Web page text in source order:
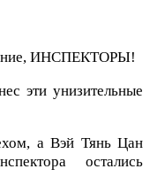
ИНСПЕКТОРЫ!
эти унизительные
а Вэй Тянь Цан
остались